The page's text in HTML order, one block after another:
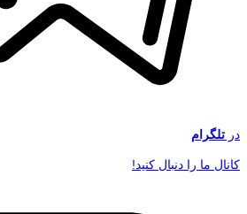
در تلگرام
کانال ما را دنبال کنید!